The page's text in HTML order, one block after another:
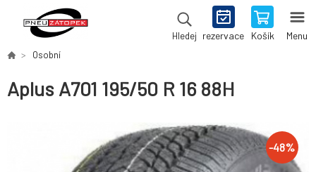
Hledej rezervace Košík Menu
Osobní
Aplus A701 195/50 R 16 88H
-48%